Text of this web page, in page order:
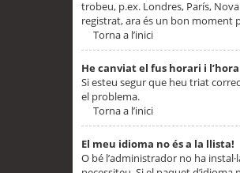
trobeu, p.ex. Londres, París,
registrat, ara és un bon moment
Torna a l’inici
He canviat el fus horari i
Si esteu segur que heu triat
el problema.
Torna a l’inici
El meu idioma no és a la llista!
O bé l’administrador no ha